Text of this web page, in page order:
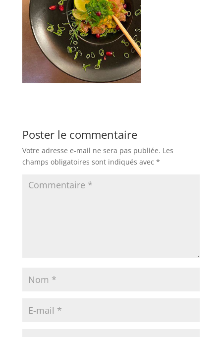
Poster le commentaire
Votre adresse e-mail ne sera pas publiée. Les
champs obligatoires sont indiqués avec *